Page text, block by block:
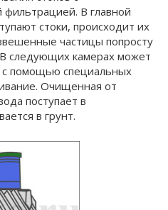
В главной
стоки, происходит их
частицы попросту
следующих камерах может
с помощью специальных
Очищенная от
поступает в
в грунт.